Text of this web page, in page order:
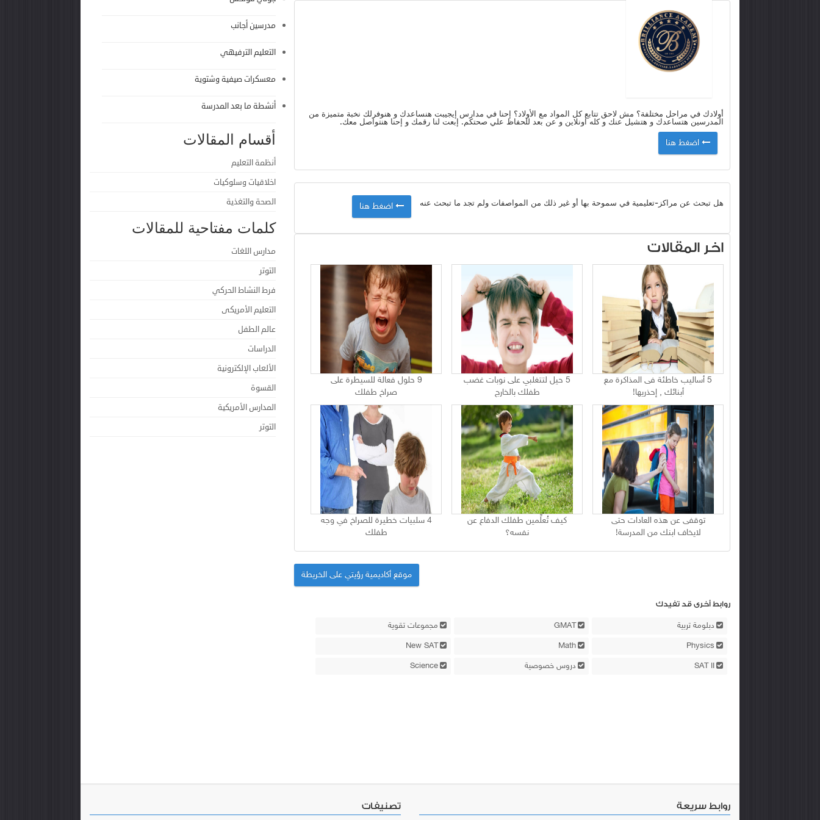
أولادك في مراحل مختلفة؟ مش لاحق تتابع كل المواد مع الأولاد؟ إحنا في مدارس إيجيبت هنساعدك و هنوفرلك نخبة متميزة من
المدرسين هتساعدك و هتشيل عنك و كله اونلاين و عن بعد للحفاظ علي صحتكم. إبعت لنا رقمك و إحنا هنتواصل معك.
اضغط هنا
هل تبحث عن مراكز-تعليمية في سموحة بها أو غير ذلك من المواصفات ولم تجد ما تبحث عنه اضغط هنا
اخر المقالات
5 أساليب خاطئة فى المذاكرة مع
أبنائك , إحذريها!
5 حيل لتتغلبي على نوبات غضب
طفلك بالخارج
9 حلول فعالة للسيطرة على
صراخ طفلك
توقفى عن هذه العادات حتى
لايخاف ابنك من المدرسة!
كيف تُعلِّمين طفلك الدفاع عن
نفسه؟
4 سلبيات خطيرة للصراخ في وجه
طفلك
موقع أكاديمية رؤيتي على الخريطة
روابط أخرى قد تفيدك
دبلومة تربية GMAT مجموعات تقوية
Physics
Math
New SAT
SAT II دروس خصوصية Science
مدرسين أجانب
التعليم الترفيهي
معسكرات صيفية وشتوية
أنشطة ما بعد المدرسة
أقسام المقالات
أنظمة التعليم
اخلاقيات وسلوكيات
الصحة والتغذية
كلمات مفتاحية للمقالات
مدارس اللغات
التوتر
فرط النشاط الحركي
التعليم الأمريكى
عالم الطفل
الدراسات
الألعاب الإلكترونية
القسوة
المدارس الأمريكية
التوتر
روابط سريعة تصنيفات